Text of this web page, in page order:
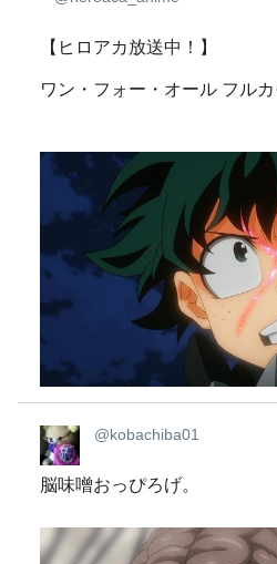
【ヒロアカ放送中！】
ワン・フォー・オール フル
@kobachiba01
脳味噌おっぴろげ。